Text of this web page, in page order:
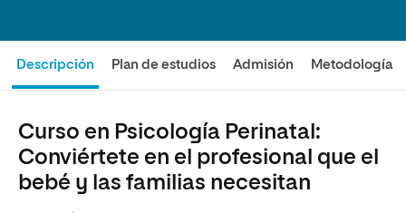
Descripción Plan de estudios Admisión Metodología
Curso en Psicología Perinatal:
Conviértete en el profesional que el
bebé y las familias necesitan